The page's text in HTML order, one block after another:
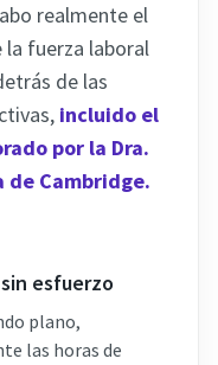
realmente el
fuerza laboral
de las
incluido el
por la Dra.
de Cambridge.
esfuerzo
plano,
las horas de